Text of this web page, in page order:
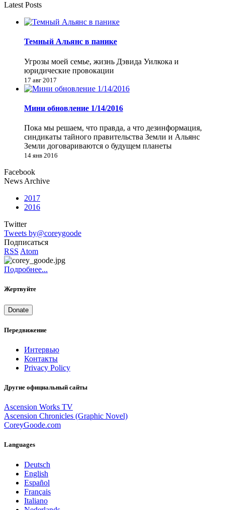
Latest Posts
Темный Альянс в панике
Угрозы моей семье, жизнь Дэвида Уилкока и
юридические провокации
17 авг 2017
Мини обновление 1/14/2016
Пока мы решаем, что правда, а что дезинформация,
синдикаты тайного правительства Земли и Альянс
Земли договариваются о будущем планеты
14 янв 2016
Facebook
News Archive
2017
2016
Twitter
Tweets by@coreygoode
Подписаться
RSS Atom
Подробнее...
Жертвуйте
Donate
Передвижение
Интервью
Контакты
Privacy Policy
Другие официальный сайты
Ascension Works TV
Ascension Chronicles (Graphic Novel)
CoreyGoode.com
Languages
Deutsch
English
Español
Français
Italiano